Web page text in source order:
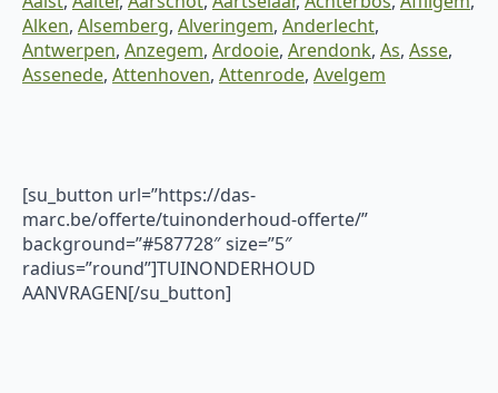
Alken, Alsemberg, Alveringem, Anderlecht,
Antwerpen, Anzegem, Ardooie, Arendonk, As, Asse,
Assenede, Attenhoven, Attenrode, Avelgem
[su_button url=”https://das-
marc.be/offerte/tuinonderhoud-offerte/”
background=”#587728″ size=”5″
radius=”round”]TUINONDERHOUD
AANVRAGEN[/su_button]